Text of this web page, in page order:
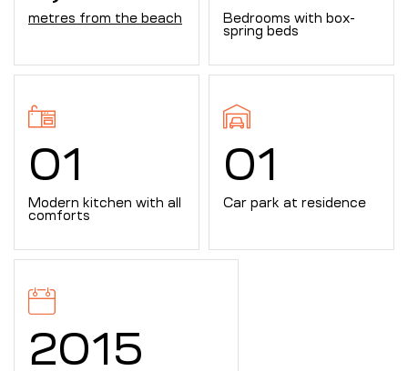
metres from the beach Bedrooms with box-
spring beds
01
Modern kitchen with all
comforts
01
Car park at residence
2015